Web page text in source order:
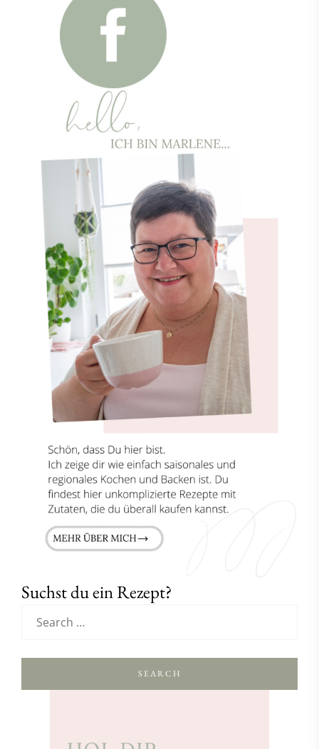
Suchst du ein Rezept?
SEARCH